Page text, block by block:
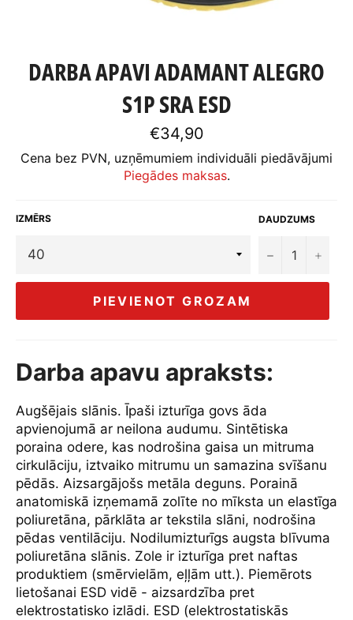
DARBA APAVI ADAMANT ALEGRO
S1P SRA ESD
Standarta
cena
€34,90
Cena bez PVN, uzņēmumiem individuāli piedāvājumi
Piegādes maksas.
IZMĒRS DAUDZUMS
− +
PIEVIENOT GROZAM
Darba apavu apraksts:
Augšējais slānis. Īpaši izturīga govs āda
apvienojumā ar neilona audumu. Sintētiska
poraina odere, kas nodrošina gaisa un mitruma
cirkulāciju, iztvaiko mitrumu un samazina svīšanu
pēdās. Aizsargājošs metāla deguns. Porainā
anatomiskā izņemamā zolīte no mīksta un elastīga
poliuretāna, pārklāta ar tekstila slāni, nodrošina
pēdas ventilāciju. Nodilumizturīgs augsta blīvuma
poliuretāna slānis. Zole ir izturīga pret naftas
produktiem (smērvielām, eļļām utt.). Piemērots
lietošanai ESD vidē - aizsardzība pret
elektrostatisko izlādi. ESD (elektrostatiskās